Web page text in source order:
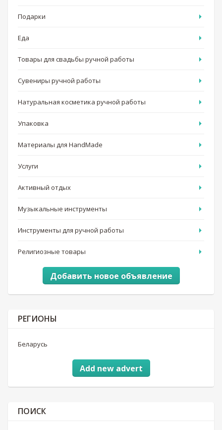
Подарки
Еда
Товары для свадьбы ручной работы
Сувениры ручной работы
Натуральная косметика ручной работы
Упаковка
Материалы для HandMade
Услуги
Активный отдых
Музыкальные инструменты
Инструменты для ручной работы
Религиозные товары
Добавить новое объявление
РЕГИОНЫ
Беларусь
Add new advert
ПОИСК